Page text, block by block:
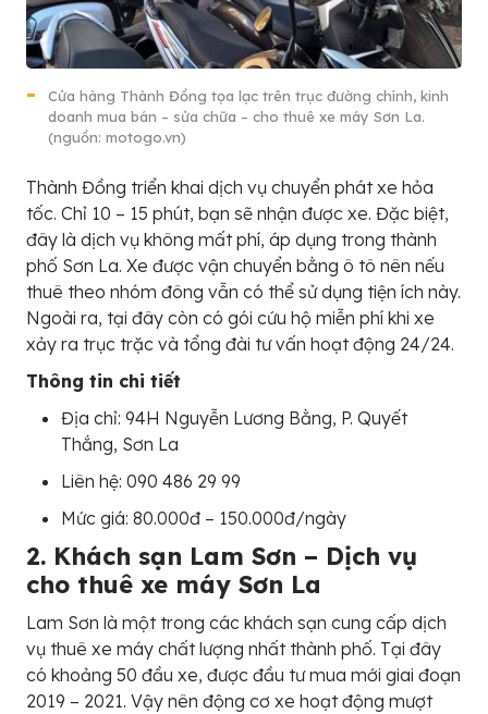
Cửa hàng Thành Đồng tọa lạc trên trục đường chính, kinh
doanh mua bán – sửa chữa – cho thuê xe máy Sơn La.
(nguồn: motogo.vn)
Thành Đồng triển khai dịch vụ chuyển phát xe hỏa
tốc. Chỉ 10 – 15 phút, bạn sẽ nhận được xe. Đặc biệt,
đây là dịch vụ không mất phí, áp dụng trong thành
phố Sơn La. Xe được vận chuyển bằng ô tô nên nếu
thuê theo nhóm đông vẫn có thể sử dụng tiện ích này.
Ngoài ra, tại đây còn có gói cứu hộ miễn phí khi xe
xảy ra trục trặc và tổng đài tư vấn hoạt động 24/24.
Thông tin chi tiết
Địa chỉ: 94H Nguyễn Lương Bằng, P. Quyết
Thắng, Sơn La
Liên hệ: 090 486 29 99
Mức giá: 80.000đ – 150.000đ/ngày
2. Khách sạn Lam Sơn – Dịch vụ
cho thuê xe máy Sơn La
Lam Sơn là một trong các khách sạn cung cấp dịch
vụ thuê xe máy chất lượng nhất thành phố. Tại đây
có khoảng 50 đầu xe, được đầu tư mua mới giai đoạn
2019 – 2021. Vậy nên động cơ xe hoạt động mượt